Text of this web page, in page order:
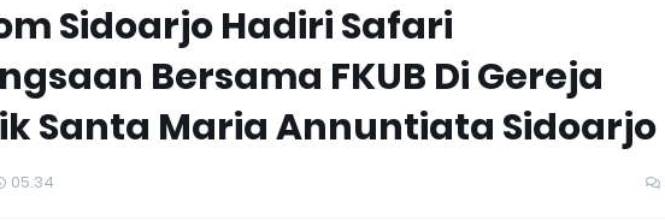
Sidoarjo Hadiri Safari
Bersama FKUB Di Gereja
Santa Maria Annuntiata Sidoarjo
05.34